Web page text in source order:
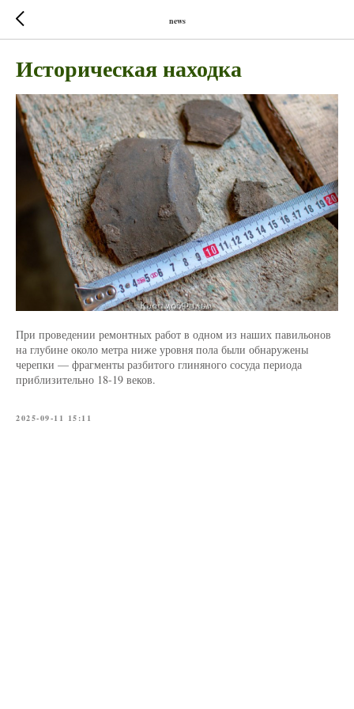
news
Историческая находка
При проведении ремонтных работ в одном из наших павильонов
на глубине около метра ниже уровня пола были обнаружены
черепки — фрагменты разбитого глиняного сосуда периода
приблизительно 18-19 веков.
2025-09-11 15:11